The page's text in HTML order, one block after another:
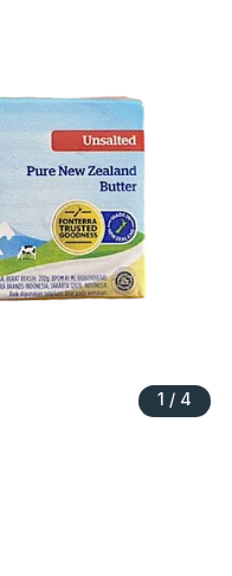
1 / 4